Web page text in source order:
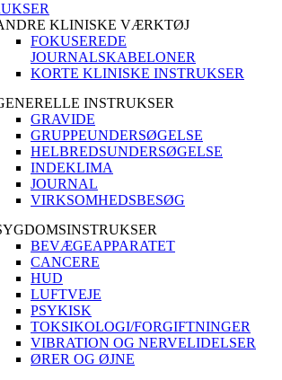
KLINISKE VÆRKTØJ
FOKUSEREDE
JOURNALSKABELONER
KORTE KLINISKE INSTRUKSER
INSTRUKSER
GRAVIDE
GRUPPEUNDERSØGELSE
HELBREDSUNDERSØGELSE
INDEKLIMA
JOURNAL
VIRKSOMHEDSBESØG
BEVÆGEAPPARATET
CANCERE
HUD
LUFTVEJE
PSYKISK
TOKSIKOLOGI/FORGIFTNINGER
VIBRATION OG NERVELIDELSER
ØRER OG ØJNE